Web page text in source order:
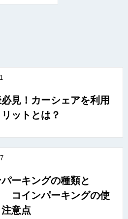
見！カーシェアを利用
ットとは？
ーキングの種類と
コインパーキングの使
意点